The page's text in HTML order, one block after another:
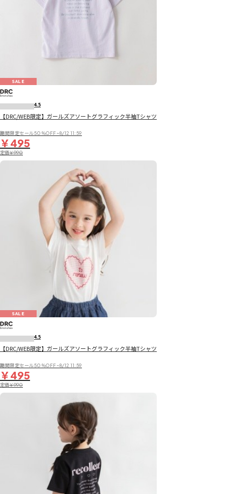
SALE
4.5
【DRC/WEB限定】ガールズアソートグラフィック半袖Tシャツ
期間限定セール50％OFF~8/12 11:59
￥495
定価￥990
SALE
4.5
【DRC/WEB限定】ガールズアソートグラフィック半袖Tシャツ
期間限定セール50％OFF~8/12 11:59
￥495
定価￥990